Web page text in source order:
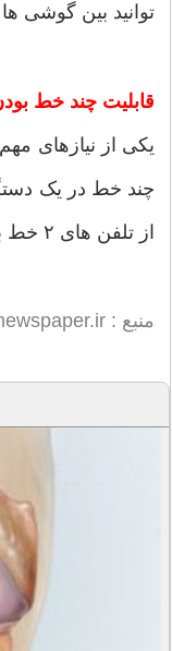
توانید بین گوشی ها
قابلیت چند خط
یکی از نیازهای
چند خط در یک
از تلفن های ٢ خط بسیار مرسوم است.
منبع : shahrvand-newspaper.ir